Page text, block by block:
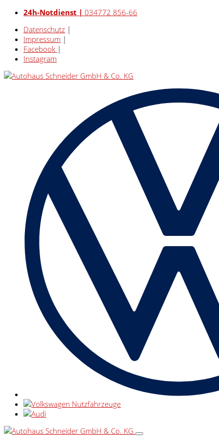
24h-Notdienst | 034772 856-66
Datenschutz |
Impressum |
Facebook |
Instagram